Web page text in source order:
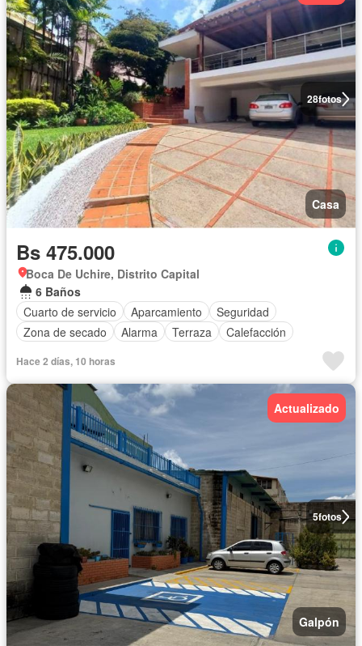
28fotos
Casa
Bs 475.000
Boca De Uchire, Distrito Capital
6 Baños
Cuarto de servicio
Aparcamiento
Seguridad
Zona de secado
Alarma Terraza Calefacción
Hace 2 días, 10 horas
5fotos
Actualizado
Galpón